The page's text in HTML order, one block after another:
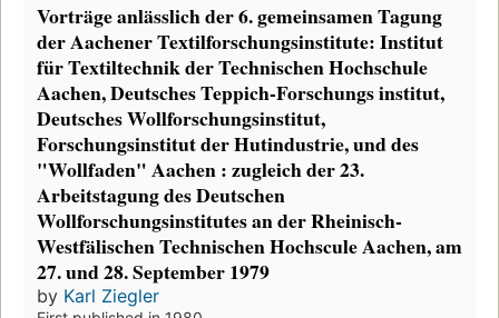
Vorträge anlässlich der 6. gemeinsamen Tagung
der Aachener Textilforschungsinstitute: Institut
für Textiltechnik der Technischen Hochschule
Aachen, Deutsches Teppich-Forschungs institut,
Deutsches Wollforschungsinstitut,
Forschungsinstitut der Hutindustrie, und des
"Wollfaden" Aachen : zugleich der 23.
Arbeitstagung des Deutschen
Wollforschungsinstitutes an der Rheinisch-
Westfälischen Technischen Hochscule Aachen, am
27. und 28. September 1979
by Karl Ziegler